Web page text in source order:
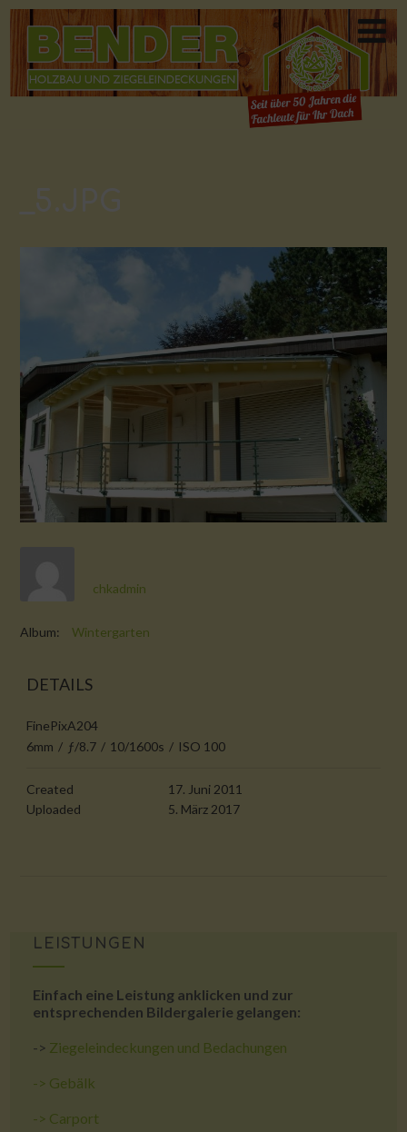
chkadmin
Album: Wintergarten
DETAILS
FinePixA204
6mm / ƒ/8.7 / 10/1600s / ISO 100
Created
17. Juni 2011
Uploaded
5. März 2017
LEISTUNGEN
Einfach eine Leistung anklicken und zur
entsprechenden Bildergalerie gelangen:
-> Ziegeleindeckungen und Bedachungen
-> Gebälk
-> Carport